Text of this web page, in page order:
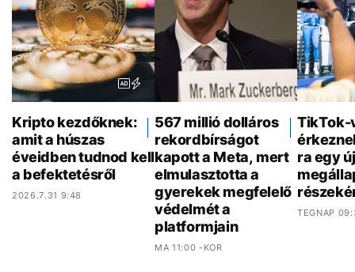
Kripto kezdőknek:
amit a húszas
éveidben tudnod kell
a befektetésről
2026.7.31 9:48
567 millió dolláros
rekordbírságot
kapott a Meta, mert
elmulasztotta a
gyerekek megfelelő
védelmét a
platformjain
MA 11:00 -KOR
TikTok-
ra egy új
TEGNAP